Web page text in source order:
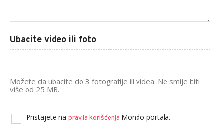
Ubacite video ili foto
Možete da ubacite do 3 fotografije ili videa. Ne smije biti
više od 25 MB.
Pristajete na pravila korišćenja Mondo portala.